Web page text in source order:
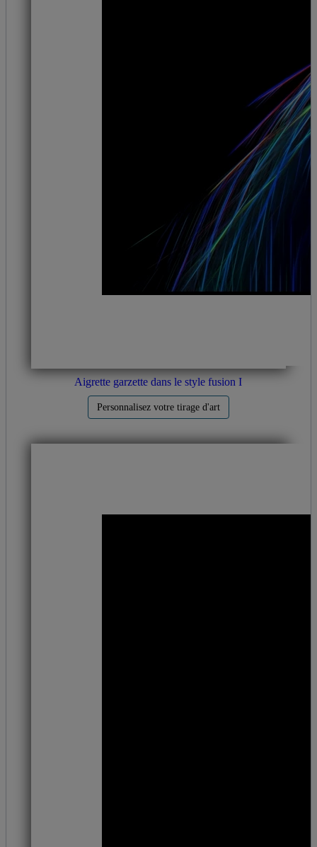
Aigrette garzette dans le style fusion I
Personnalisez votre tirage d'art